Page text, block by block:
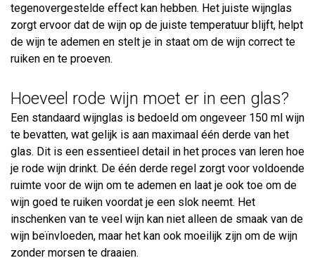
tegenovergestelde effect kan hebben. Het juiste wijnglas
zorgt ervoor dat de wijn op de juiste temperatuur blijft, helpt
de wijn te ademen en stelt je in staat om de wijn correct te
ruiken en te proeven.
Hoeveel rode wijn moet er in een glas?
Een standaard wijnglas is bedoeld om ongeveer 150 ml wijn
te bevatten, wat gelijk is aan maximaal één derde van het
glas. Dit is een essentieel detail in het proces van leren hoe
je rode wijn drinkt. De één derde regel zorgt voor voldoende
ruimte voor de wijn om te ademen en laat je ook toe om de
wijn goed te ruiken voordat je een slok neemt. Het
inschenken van te veel wijn kan niet alleen de smaak van de
wijn beïnvloeden, maar het kan ook moeilijk zijn om de wijn
zonder morsen te draaien.